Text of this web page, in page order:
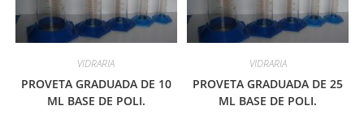
VIDRARIA
PROVETA GRADUADA DE 10
ML BASE DE POLI.
VIDRARIA
PROVETA GRADUADA DE 25
ML BASE DE POLI.